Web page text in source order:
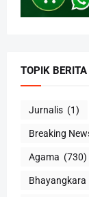
TOPIK BERITA
Jurnalis (1)
Breaking
Agama (730)
Bhayangkara